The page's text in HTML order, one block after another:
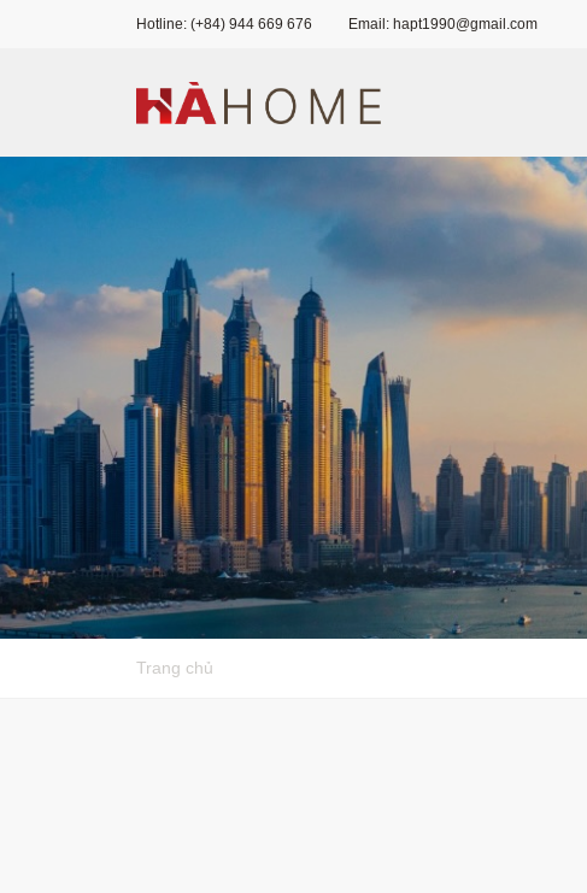
Hotline: (+84) 944 669 676 Email: hapt1990@gmail.com
Trang chủ